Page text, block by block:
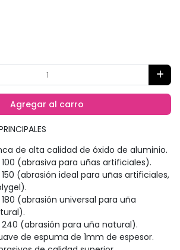
Agregar al carro
de alta calidad de óxido de aluminio.
(abrasiva para uñas artificiales).
(abrasión ideal para uñas artificiales,
(abrasión universal para uña
240 (abrasión para uña natural).
de espuma de 1mm de espesor.